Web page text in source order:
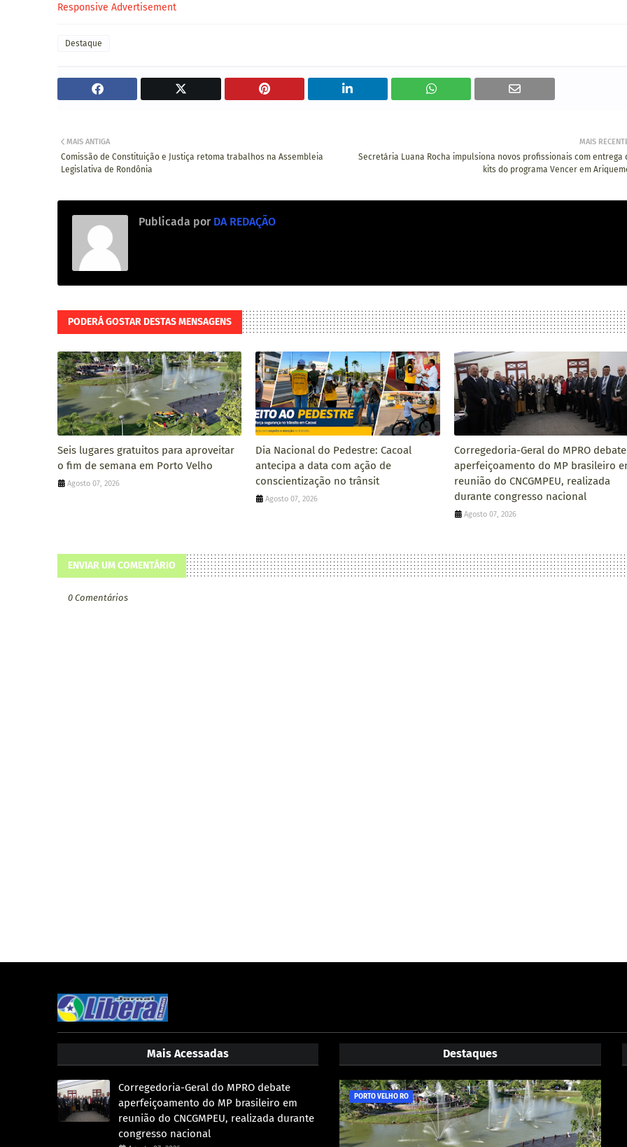
Responsive Advertisement
Destaque
MAIS
Secretária Luana Rocha impulsiona novos profissionais com entrega
kits do programa Vencer em
MAIS ANTIGA
Comissão de Constituição e Justiça retoma trabalhos na Assembleia
Legislativa de Rondônia
Publicada por DA REDAÇÃO
PODERÁ GOSTAR DESTAS MENSAGENS
Seis lugares gratuitos para aproveitar
o fim de semana em Porto Velho
Agosto 07, 2026
Dia Nacional do Pedestre: Cacoal
antecipa a data com ação de
conscientização no trânsit
Agosto 07, 2026
Corregedoria-Geral do MPRO debate
aperfeiçoamento do MP brasileiro
reunião do CNCGMPEU, realizada
durante congresso nacional
Agosto 07, 2026
ENVIAR UM COMENTÁRIO
0 Comentários
Mais Acessadas
Corregedoria-Geral do MPRO debate
aperfeiçoamento do MP brasileiro em
reunião do CNCGMPEU, realizada durante
congresso nacional
Destaques
PORTO VELHO RO